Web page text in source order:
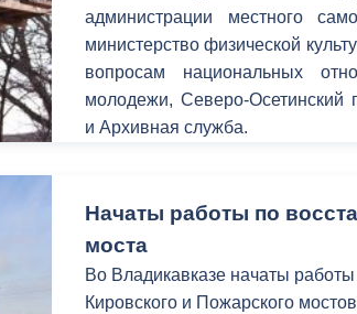
Порядок обжалования решений и
действий органов местного
самоуправления
Выборы 2026
администрации местного
министерство физической
вопросам национальных
молодежи, Северо-Осетинский
и Архивная служба.
Начаты работы по
моста
Во Владикавказе начаты
Кировского и Пожарского